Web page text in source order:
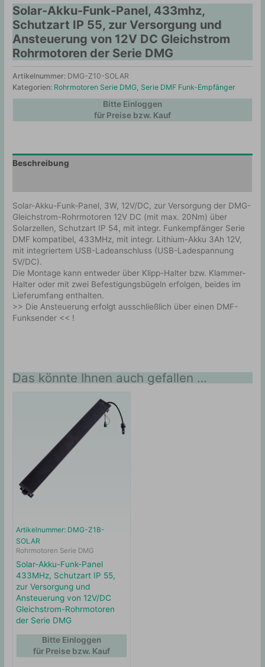
Solar-Akku-Funk-Panel, 433mhz,
Schutzart IP 55, zur Versorgung und
Ansteuerung von 12V DC Gleichstrom
Rohrmotoren der Serie DMG
Artikelnummer: DMG-Z10-SOLAR
Kategorien: Rohrmotoren Serie DMG, Serie DMF Funk-Empfänger
Bitte Einloggen
für Preise bzw. Kauf
Beschreibung
Solar-Akku-Funk-Panel, 3W, 12V/DC, zur Versorgung der DMG-
Gleichstrom-Rohrmotoren 12V DC (mit max. 20Nm) über
Solarzellen, Schutzart IP 54, mit integr. Funkempfänger Serie
DMF kompatibel, 433MHz, mit integr. Lithium-Akku 3Ah 12V,
mit integriertem USB-Ladeanschluss (USB-Ladespannung
5V/DC).
Die Montage kann entweder über Klipp-Halter bzw. Klammer-
Halter oder mit zwei Befestigungsbügeln erfolgen, beides im
Lieferumfang enthalten.
>> Die Ansteuerung erfolgt ausschließlich über einen DMF-
Funksender << !
Das könnte Ihnen auch gefallen …
Artikelnummer: DMG-Z1B-
SOLAR
Rohrmotoren Serie DMG
Solar-Akku-Funk-Panel
433MHz, Schutzart IP 55,
zur Versorgung und
Ansteuerung von 12V/DC
Gleichstrom-Rohrmotoren
der Serie DMG
Bitte Einloggen
für Preise bzw. Kauf